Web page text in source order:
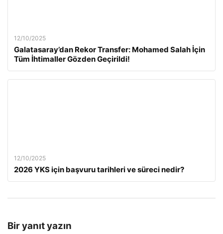
12/10/2025
Galatasaray’dan Rekor Transfer: Mohamed Salah İçin
Tüm İhtimaller Gözden Geçirildi!
12/10/2025
2026 YKS için başvuru tarihleri ve süreci nedir?
Bir yanıt yazın